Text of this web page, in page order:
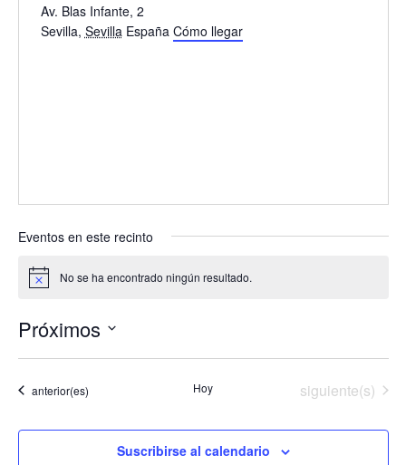
Av. Blas Infante, 2
Sevilla, Sevilla España Cómo llegar
Eventos en este recinto
Aviso No se ha encontrado ningún resultado.
Próximos
fecha.
Eventos
anterior(es) Hoy Eventos
siguiente(s)
Suscribirse al calendario